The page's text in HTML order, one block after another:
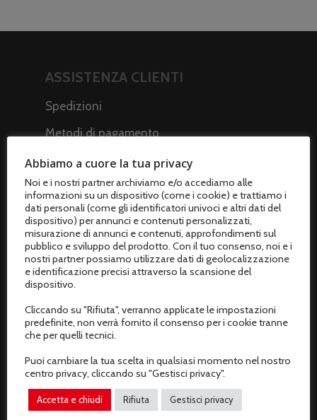
ASSISTENZA CLIENTI
Spedizioni
Metodi di pagamento
Termini e condizioni di vendita
Resi e rimborsi
Recesso dal contratto
AREA CLIENTI
Il mio profilo
I miei ordini
I miei dati
Gestisci privacy
Abbiamo a cuore la tua privacy
Noi e i nostri partner archiviamo e/o accediamo alle
informazioni su un dispositivo (come i cookie) e trattiamo i
dati personali (come gli identificatori univoci e altri dati del
dispositivo) per annunci e contenuti personalizzati,
misurazione di annunci e contenuti, approfondimenti sul
pubblico e sviluppo del prodotto. Con il tuo consenso, noi e i
nostri partner possiamo utilizzare dati di geolocalizzazione
e identificazione precisi attraverso la scansione del
dispositivo.
Cliccando su "Rifiuta", verranno applicate le impostazioni
predefinite, non verrà fornito il consenso per i cookie tranne
che per quelli tecnici.
Puoi cambiare la tua scelta in qualsiasi momento nel nostro
centro privacy, cliccando su "Gestisci privacy".
Accetta e chiudi Rifiuta Gestisci privacy